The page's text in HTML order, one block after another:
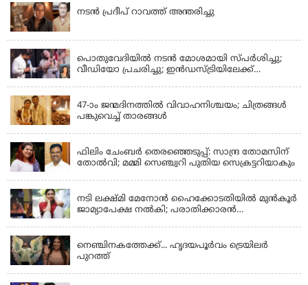
നടൻ പ്രദീപ് റാവത്ത് അന്തരിച്ചു
പൊതുവേദിയില്‍ നടന്‍ മോശമായി സ്പര്‍ശിച്ചു;
വീഡിയോ പ്രചരിച്ചു; ഇന്‍ഡസ്ട്രിയിലേക്ക്
47-ാം ജന്മദിനത്തിൽ വിവാഹനിശ്ചയം; ചിത്രങ്ങള്‍
പങ്കുവെച്ച് താരങ്ങൾ
ഫിലിം ചേംബർ തെരഞ്ഞെടുപ്പ്: സാന്ദ്ര തോമസിന്
തോൽവി; മമ്മി സെഞ്ച്വറി പുതിയ സെക്രട്ടറിയാകും
നടി ലക്ഷ്മി മേനോൻ ഹൈക്കോടതിയിൽ മുൻ‌കൂർ
ജാമ്യാപേക്ഷ നൽകി; പരാതിക്കാരൻ
നെഞ്ചിനകത്തേക്ക്... ഹൃദയപൂര്‍വം ട്രെയിലര്‍
പുറത്ത്